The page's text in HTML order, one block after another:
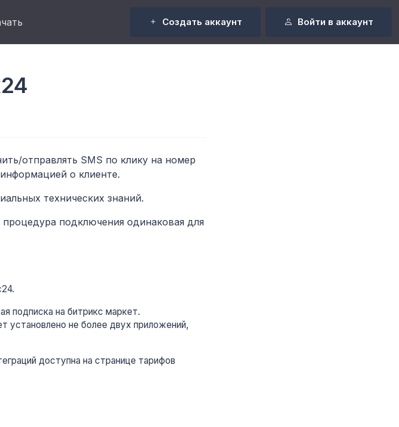
Создать аккаунт Войти в аккаунт
отправлять SMS по клику на номер
о клиенте.
технических знаний.
подключения одинаковая для
подписка на битрикс маркет.
установлено не более двух приложений,
доступна на странице тарифов